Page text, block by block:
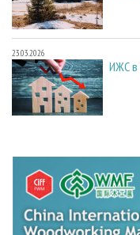
23.03.2026
ИЖС в